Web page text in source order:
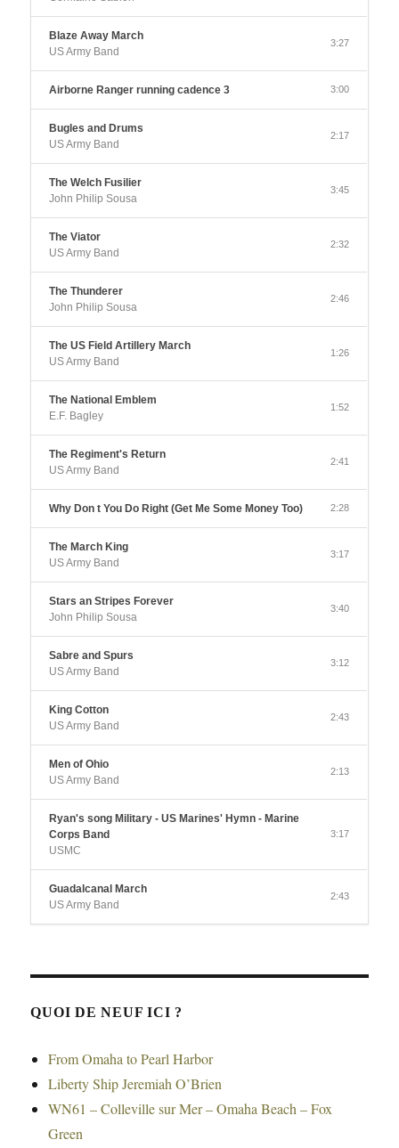
Blaze Away March
US Army Band
3:27
Airborne Ranger running cadence 3 3:00
Bugles and Drums
US Army Band
2:17
The Welch Fusilier
John Philip Sousa
3:45
The Viator
US Army Band
2:32
The Thunderer
John Philip Sousa
2:46
The US Field Artillery March
US Army Band
1:26
The National Emblem
E.F. Bagley
1:52
The Regiment's Return
US Army Band
2:41
Why Don t You Do Right (Get Me Some Money Too) 2:28
The March King
US Army Band
3:17
Stars an Stripes Forever
John Philip Sousa
3:40
Sabre and Spurs
US Army Band
3:12
King Cotton
US Army Band
2:43
Men of Ohio
US Army Band
2:13
Ryan's song Military - US Marines' Hymn - Marine
Corps Band
USMC
3:17
Guadalcanal March
US Army Band
2:43
QUOI DE NEUF ICI ?
From Omaha to Pearl Harbor
Liberty Ship Jeremiah O’Brien
WN61 – Colleville sur Mer – Omaha Beach – Fox
Green